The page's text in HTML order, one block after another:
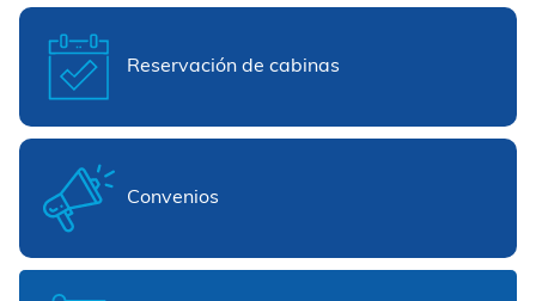
Reservación de cabinas
Convenios